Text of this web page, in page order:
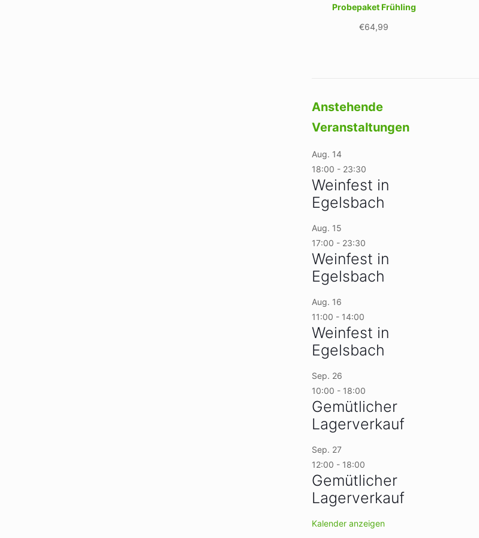
Probepaket Frühling
€64,99
Anstehende
Veranstaltungen
Aug. 14
18:00 - 23:30
Weinfest in
Egelsbach
Aug. 15
17:00 - 23:30
Weinfest in
Egelsbach
Aug. 16
11:00 - 14:00
Weinfest in
Egelsbach
Sep. 26
10:00 - 18:00
Gemütlicher
Lagerverkauf
Sep. 27
12:00 - 18:00
Gemütlicher
Lagerverkauf
Kalender anzeigen